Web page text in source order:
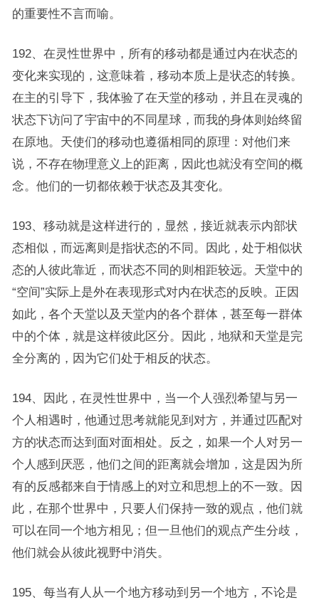
的重要性不言而喻。
192、在灵性世界中，所有的移动都是通过内在状态的
变化来实现的，这意味着，移动本质上是状态的转换。
在主的引导下，我体验了在天堂的移动，并且在灵魂的
状态下访问了宇宙中的不同星球，而我的身体则始终留
在原地。天使们的移动也遵循相同的原理：对他们来
说，不存在物理意义上的距离，因此也就没有空间的概
念。他们的一切都依赖于状态及其变化。
193、移动就是这样进行的，显然，接近就表示内部状
态相似，而远离则是指状态的不同。因此，处于相似状
态的人彼此靠近，而状态不同的则相距较远。天堂中的
“空间”实际上是外在表现形式对内在状态的反映。正因
如此，各个天堂以及天堂内的各个群体，甚至每一群体
中的个体，就是这样彼此区分。因此，地狱和天堂是完
全分离的，因为它们处于相反的状态。
194、因此，在灵性世界中，当一个人强烈希望与另一
个人相遇时，他通过思考就能见到对方，并通过匹配对
方的状态而达到面对面相处。反之，如果一个人对另一
个人感到厌恶，他们之间的距离就会增加，这是因为所
有的反感都来自于情感上的对立和思想上的不一致。因
此，在那个世界中，只要人们保持一致的观点，他们就
可以在同一个地方相见；但一旦他们的观点产生分歧，
他们就会从彼此视野中消失。
195、每当有人从一个地方移动到另一个地方，不论是